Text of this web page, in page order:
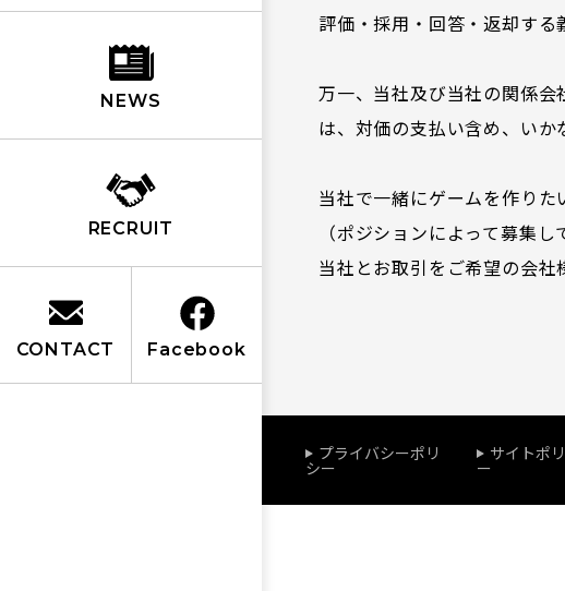
NEWS
RECRUIT
CONTACT Facebook
評価・採用・回答・返却する
万一、当社及び当社の関係
は、対価の支払い含め、いか
当社で一緒にゲームを作りた
（ポジションによって募集
当社とお取引をご希望の会社
プライバシーポリ
シー
サイトポ
ー